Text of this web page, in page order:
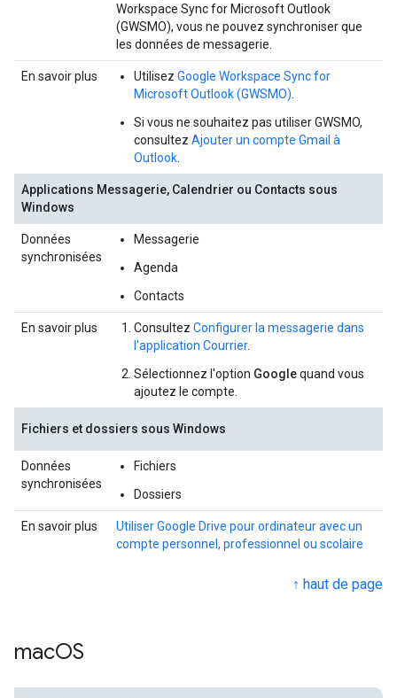
Workspace Sync for Microsoft Outlook
(GWSMO), vous ne pouvez synchroniser que
les données de messagerie.
En savoir plus Utilisez Google Workspace Sync for
Microsoft Outlook (GWSMO)
Si vous ne souhaitez pas utiliser GWSMO,
consultez Ajouter un compte Gmail à
Outlook
Applications Messagerie, Calendrier ou Contacts sous
Windows
Données
synchronisées
Messagerie
Agenda
Contacts
En savoir plus Consultez Configurer la messagerie dans
l'application Courrier.
Sélectionnez l'option Googlequand vous
ajoutez le compte.
Fichiers et dossiers sous Windows
Données
synchronisées
Fichiers
Dossiers
En savoir plus
Utiliser Google Drive pour ordinateur avec un
compte personnel, professionnel ou scolaire
↑ haut de page
macOS